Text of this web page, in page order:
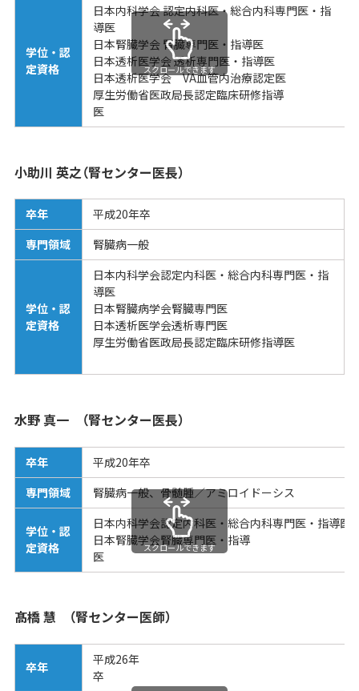
学位・認
定資格
日本内科学会 認定内科医・総合内科専門医・指
導医
日本腎臓学会 腎臓専門医・指導医
日本透析医学会 透析専門医・指導医
日本透析医学会 VA血管内治療認定医
厚生労働省医政局長認定臨床研修指導
医
スクロールできます
小助川 英之（腎センター医長）
卒年
平成20年卒
専門領域
腎臓病一般
学位・認
定資格
日本内科学会認定内科医・総合内科専門医・指
導医
日本腎臓病学会腎臓専門医
日本透析医学会透析専門医
厚生労働省医政局長認定臨床研修指導医
水野 真一 （腎センター医長）
卒年
平成20年卒
専門領域
腎臓病一般、骨髄腫／アミロイドーシス
学位・認
定資格
日本内科学会認定内科医・総合内科専門医・指導医
日本腎臓学会腎臓専門医・指導
スクロールできます
髙橋 慧 （腎センター医師）
卒年
平成26年